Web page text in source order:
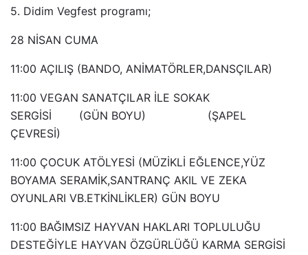
5. Didim Vegfest programı;
28 NİSAN CUMA
11:00 AÇILIŞ (BANDO, ANİMATÖRLER,DANSÇILAR)
11:00 VEGAN SANATÇILAR İLE SOKAK
SERGİSİ (GÜN BOYU) (ŞAPEL
ÇEVRESİ)
11:00 ÇOCUK ATÖLYESİ (MÜZİKLİ EĞLENCE,YÜZ
BOYAMA SERAMİK,SANTRANÇ AKIL VE ZEKA
OYUNLARI VB.ETKİNLİKLER) GÜN BOYU
11:00 BAĞIMSIZ HAYVAN HAKLARI TOPLULUĞU
DESTEĞİYLE HAYVAN ÖZGÜRLÜĞÜ KARMA SERGİSİ